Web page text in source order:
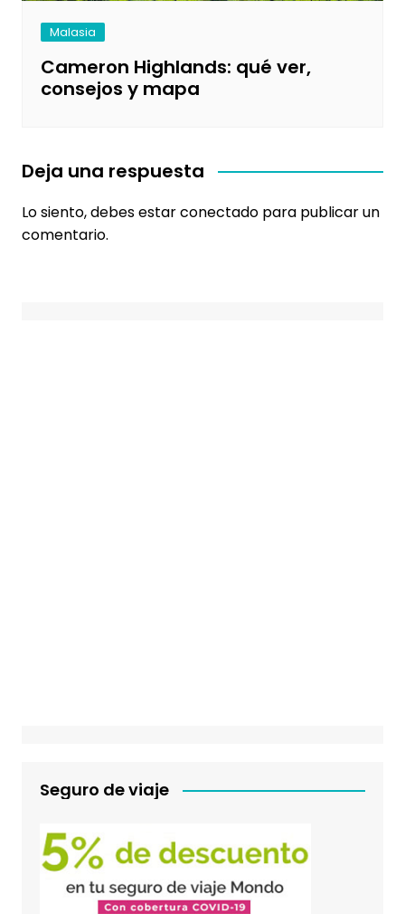
Malasia
Cameron Highlands: qué ver,
consejos y mapa
Deja una respuesta
Lo siento, debes estarconectadopara publicar un
comentario.
Seguro de viaje